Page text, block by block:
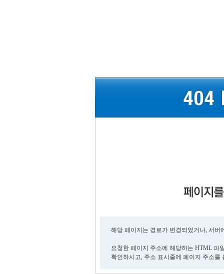
해당 페이지는 경로가 변경되었거나, 서
요청한 페이지 주소에 해당하는 HTML 파
확인하시고, 주소 표시줄에 페이지 주소